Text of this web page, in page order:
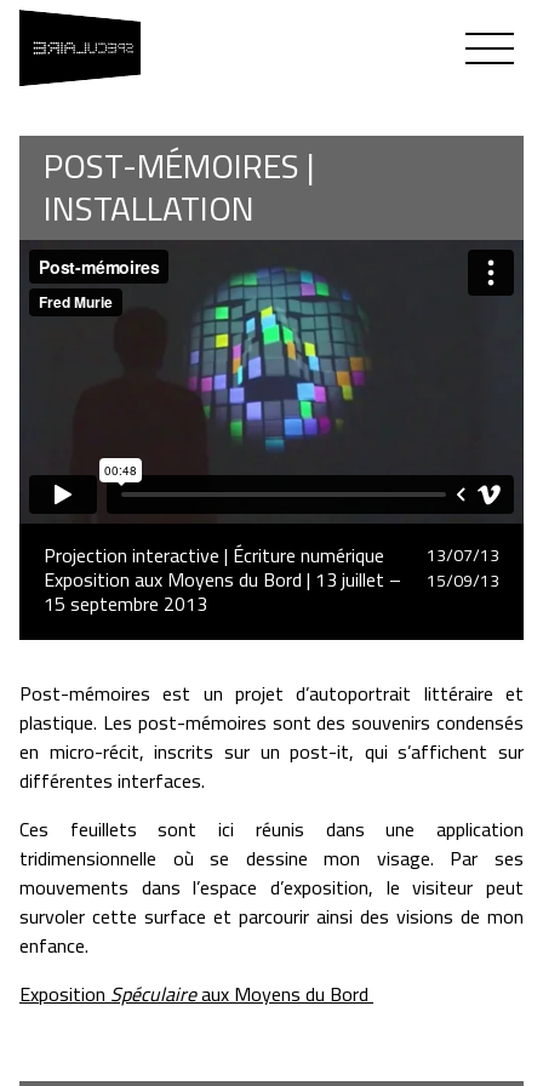
SPÉCULAIRE
POST-MÉMOIRES |
INSTALLATION
13/07/13
15/09/13
Projection interactive | Écriture numérique
Exposition aux Moyens du Bord | 13 juillet –
15 septembre 2013
Post-mémoires est un projet d’autoportrait littéraire et
plastique. Les post-mémoires sont des souvenirs condensés
en micro-récit, inscrits sur un post-it, qui s’affichent sur
différentes interfaces.
Ces feuillets sont ici réunis dans une application
tridimensionnelle où se dessine mon visage. Par ses
mouvements dans l’espace d’exposition, le visiteur peut
survoler cette surface et parcourir ainsi des visions de mon
enfance.
ExpositionSpéculaireaux Moyens du Bord